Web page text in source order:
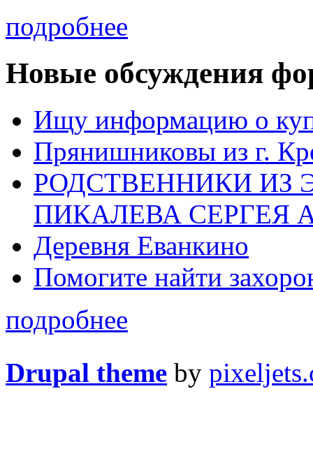
подробнее
Новые обсуждения
Ищу информацию о
Прянишниковы из г.
РОДСТВЕННИКИ ИЗ
ПИКАЛЕВА СЕРГЕЯ
Деревня Еванкино
Помогите найти
подробнее
Drupal theme by